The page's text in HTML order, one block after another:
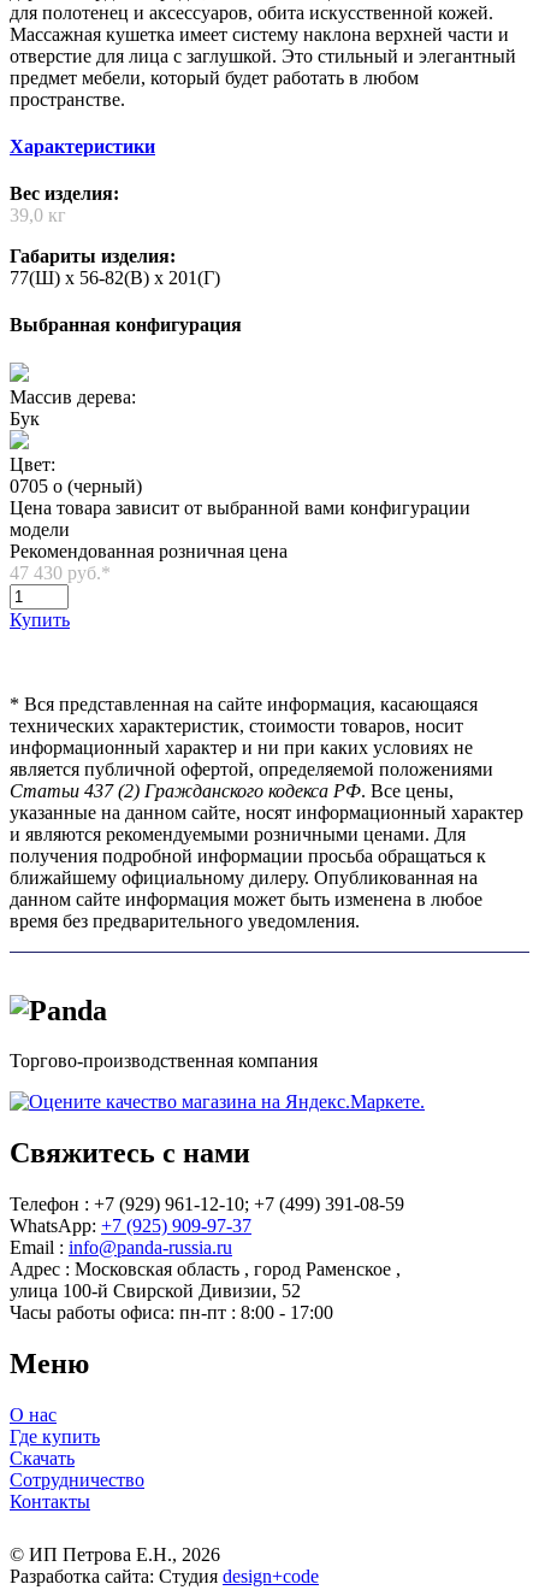
для полотенец и аксессуаров, обита искусственной кожей.
Массажная кушетка имеет систему наклона верхней части и
отверстие для лица с заглушкой. Это стильный и элегантный
предмет мебели, который будет работать в любом
пространстве.
Характеристики
Вес изделия:
39,0 кг
Габариты изделия:
77(Ш) x 56-82(В) x 201(Г)
Выбранная конфигурация
Массив дерева:
Бук
Цвет:
0705 o (черный)
Цена товара зависит от выбранной вами конфигурации
модели
Рекомендованная розничная цена
47 430 руб.*
Купить
* Вся представленная на сайте информация, касающаяся
технических характеристик, стоимости товаров, носит
информационный характер и ни при каких условиях не
является публичной офертой, определяемой положениями
Статьи 437 (2) Гражданского кодекса РФ. Все цены,
указанные на данном сайте, носят информационный характер
и являются рекомендуемыми розничными ценами. Для
получения подробной информации просьба обращаться к
ближайшему официальному дилеру. Опубликованная на
данном сайте информация может быть изменена в любое
время без предварительного уведомления.
Торгово-производственная компания
Свяжитесь с нами
Телефон : +7 (929) 961-12-10; +7 (499) 391-08-59
WhatsApp: +7 (925) 909-97-37
Email : info@panda-russia.ru
Адрес : Московская область , город Раменское ,
улица 100-й Свирской Дивизии, 52
Часы работы офиса: пн-пт : 8:00 - 17:00
Меню
О нас
Где купить
Скачать
Сотрудничество
Контакты
© ИП Петрова Е.Н., 2026
Разработка сайта: Студия design+code